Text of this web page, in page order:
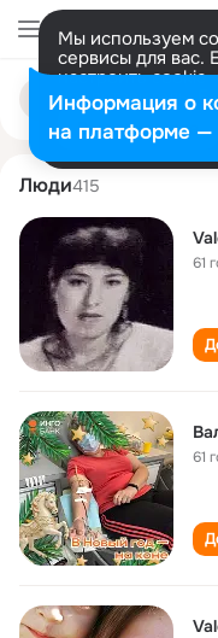
Мы используем
сервисы для вас.
настроить
представитель.
Разрешить все
Поиск
людям
valentina
Люди415
61
61
Информация о
на платформе —